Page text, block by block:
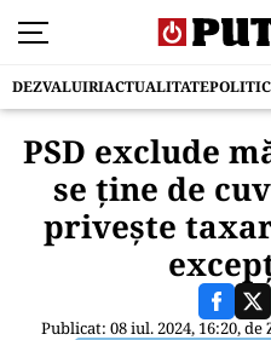
DEZVALUIRIACTUALITATE
PSD exclude
se ține de
privește
Publicat: 08 iul. 2024, 16:20, de